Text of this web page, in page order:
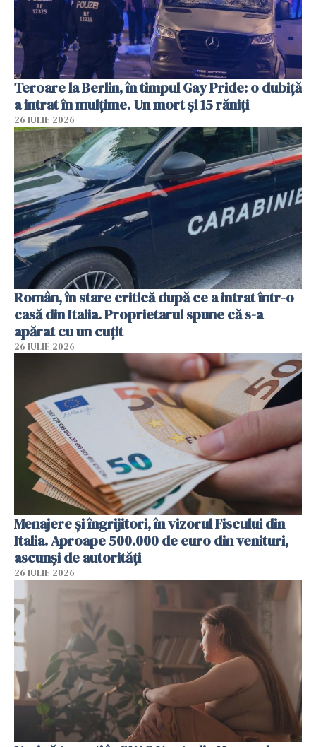
Teroare la Berlin, în timpul Gay Pride: o dubiță
a intrat în mulțime. Un mort și 15 răniți
26 IULIE 2026
Român, în stare critică după ce a intrat într-o
casă din Italia. Proprietarul spune că s-a
apărat cu un cuțit
26 IULIE 2026
Menajere și îngrijitori, în vizorul Fiscului din
Italia. Aproape 500.000 de euro din venituri,
ascunși de autorități
26 IULIE 2026